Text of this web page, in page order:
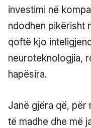
investimi në
ndodhen pikërisht
qoftë kjo
neuroteknologjia,
hapësira.
Janë gjëra që, për
të madhe dhe më